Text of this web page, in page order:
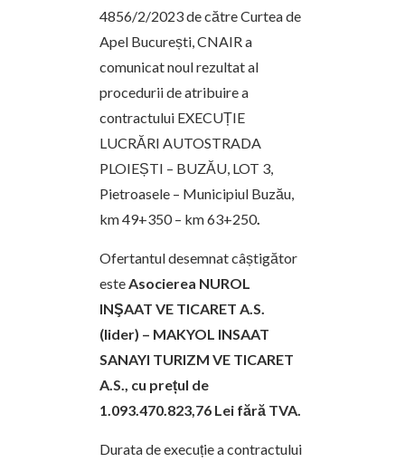
4856/2/2023 de către Curtea de
Apel București, CNAIR a
comunicat noul rezultat al
procedurii de atribuire a
contractului EXECUȚIE
LUCRĂRI AUTOSTRADA
PLOIEȘTI – BUZĂU, LOT 3,
Pietroasele – Municipiul Buzău,
km 49+350 – km 63+250.
Ofertantul desemnat câștigător
esteAsocierea NUROL
INŞAAT VE TICARET A.S.
(lider) – MAKYOL INSAAT
SANAYI TURIZM VE TICARET
A.S., cu prețul de
1.093.470.823,76 Lei fără TVA.
Durata de execuție a contractului